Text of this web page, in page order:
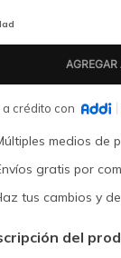
a crédito con
medios de
gratis por
tus cambios y
del